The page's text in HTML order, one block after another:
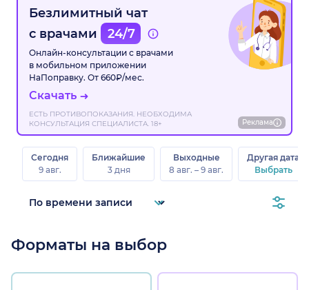
Безлимитный чат
с врачами
24/7
Онлайн-консультации с врачами
в мобильном приложении
НаПоправку. От 660₽/мес.
Скачать
ЕСТЬ ПРОТИВОПОКАЗАНИЯ. НЕОБХОДИМА
КОНСУЛЬТАЦИЯ СПЕЦИАЛИСТА. 18+
Реклама
Сегодня
9 авг.
Ближайшие
3 дня
Выходные
8 авг. – 9 авг.
Другая дата
Выбрать
Форматы на выбор